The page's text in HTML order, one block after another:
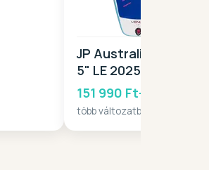
JP Australia Venus
5" LE 2025
151 990 Ft-tól
több változatban